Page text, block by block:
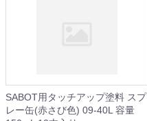
SABOT用タッチアップ塗料 スプ
レー缶(赤さび色) 09-40L 容量